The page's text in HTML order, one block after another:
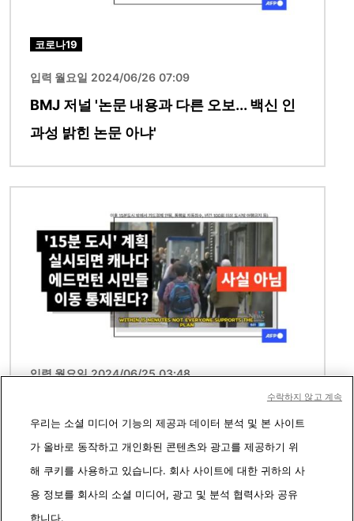
코로나19
입력 월요일 2024/06/26 07:09
BMJ 저널 '논문 내용과 다른 오보... 백신 인
과성 밝힌 논문 아냐'
입력 월요일 2024/06/25 03:48
캐나다 에드먼턴시 '이동이나 승용차 사용에
어떠한 제약도 없어'
더보기
우리는 소셜 미디어 기능의 제공과 데이터 분석 및 본 사이트
가 올바로 동작하고 개인화된 콘텐츠와 광고를 제공하기 위
해 쿠키를 사용하고 있습니다. 회사 사이트에 대한 귀하의 사
용 정보를 회사의 소셜 미디어, 광고 및 분석 협력사와 공유
합니다.
수락하지 않고 계속